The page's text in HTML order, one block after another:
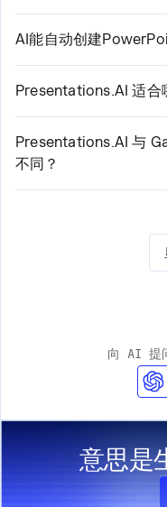
示、一份 Word 文档、
构建叙事、撰写文案、
计。不到一分钟，您就
您可以通过多种方式开
Word 文档或 PDF，或
取您的内容，构建结构
用简洁的设计。您可以
PowerPoint 或
AI能自动创建
是的。
PowerPoint演示文稿
下载为原生的.pptx文
PowerPoint或Google
布局和字体。
Presentations.AI 适合
Presentations.AI 专为
的任何人而设计——包
员、产品经理、顾问和
企业还是代理机构，只
Presentations.AI 与
不同？
大多数 AI 演示工具侧
后续会议。Gamma 专
计。Canva 是一款通
向 AI 提
意思是